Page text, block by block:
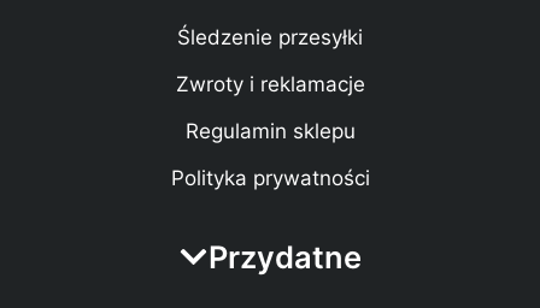
Śledzenie przesyłki
Zwroty i reklamacje
Regulamin sklepu
Polityka prywatności
Przydatne